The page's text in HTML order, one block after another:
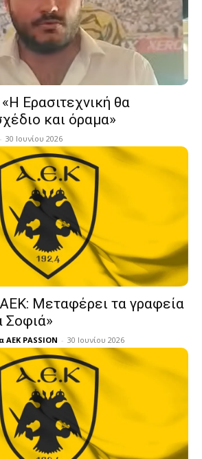
Ερασιτεχνική θα
και όραμα»
- 30 Ιουνίου 2026
ΑΕΚ: Μεταφέρει τα γραφεία
Σοφιά»
PASSION - 30 Ιουνίου 2026